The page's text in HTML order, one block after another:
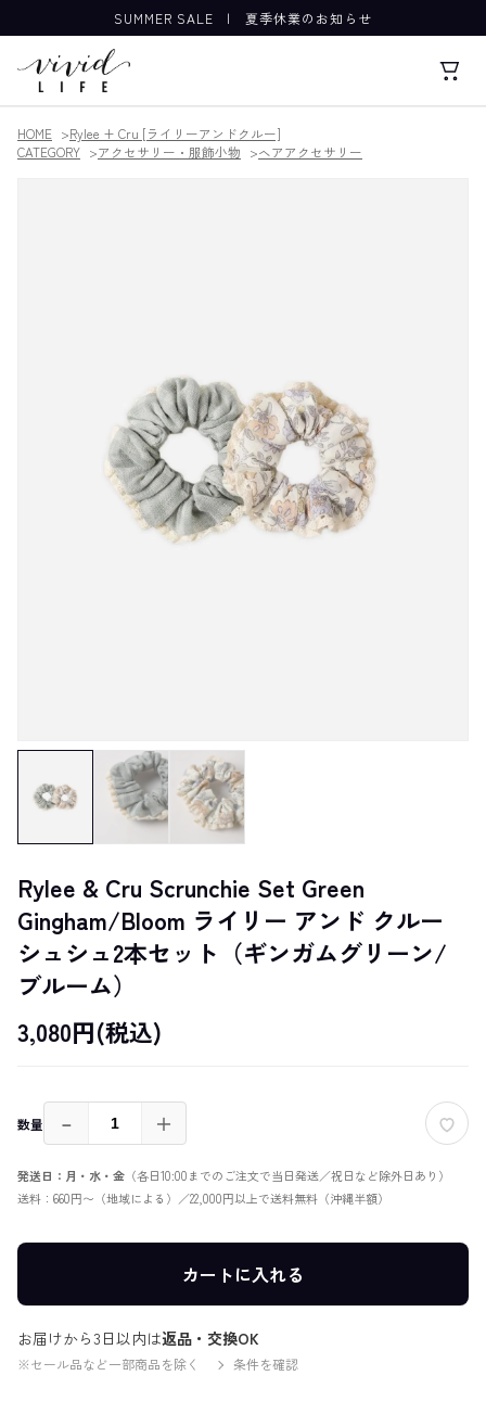
SUMMER SALE |夏季休業のお知らせ
HOME
Rylee + Cru [ライリーアンドクルー]
CATEGORY
アクセサリー・服飾小物 ヘアアクセサリー
Rylee & Cru Scrunchie Set Green
Gingham/Bloom ライリー アンド クルー
シュシュ2本セット（ギンガムグリーン/
ブルーム）
3,080円(税込)
数量 － ＋
発送日：月・水・金 （各日10:00までのご注文で当日発送／祝日など除外日あり）
送料：660円〜（地域による）／22,000円以上で送料無料（沖縄半額）
カートに入れる
お届けから3日以内は返品・交換OK
※セール品など一部商品を除く 条件を確認